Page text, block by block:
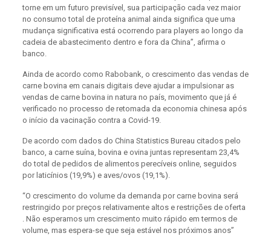
torne em um futuro previsível, sua participação cada vez maior
no consumo total de proteína animal ainda significa que uma
mudança significativa está ocorrendo para players ao longo da
cadeia de abastecimento dentro e fora da China”, afirma o
banco.
Ainda de acordo como Rabobank, o crescimento das vendas de
carne bovina em canais digitais deve ajudar a impulsionar as
vendas de carne bovina in natura no país, movimento que já é
verificado no processo de retomada da economia chinesa após
o início da vacinação contra a Covid-19.
De acordo com dados do China Statistics Bureau citados pelo
banco, a carne suína, bovina e ovina juntas representam 23,4%
do total de pedidos de alimentos perecíveis online, seguidos
por laticínios (19,9%) e aves/ovos (19,1%).
“O crescimento do volume da demanda por carne bovina será
restringido por preços relativamente altos e restrições de oferta
. Não esperamos um crescimento muito rápido em termos de
volume, mas espera-se que seja estável nos próximos anos”